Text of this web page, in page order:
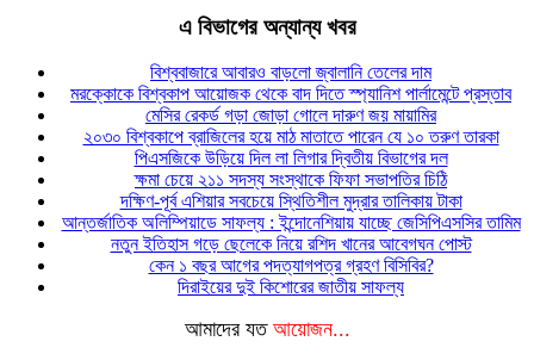
এ বিভাগের অন্যান্য খবর
বিশ্ববাজারে আবারও বাড়লো জ্বালানি তেলের দাম
মরক্কোকে বিশ্বকাপ আয়োজক থেকে বাদ দিতে স্প্যানিশ পার্লামেন্টে প্রস্তাব
মেসির রেকর্ড গড়া জোড়া গোলে দারুণ জয় মায়ামির
২০৩০ বিশ্বকাপে ব্রাজিলের হয়ে মাঠ মাতাতে পারেন যে ১০ তরুণ তারকা
পিএসজিকে উড়িয়ে দিল লা লিগার দ্বিতীয় বিভাগের দল
ক্ষমা চেয়ে ২১১ সদস্য সংস্থাকে ফিফা সভাপতির চিঠি
দক্ষিণ-পূর্ব এশিয়ার সবচেয়ে স্থিতিশীল মুদ্রার তালিকায় টাকা
আন্তর্জাতিক অলিম্পিয়াডে সাফল্য : ইন্দোনেশিয়ায় যাচ্ছে জেসিপিএসসির তামিম
নতুন ইতিহাস গড়ে ছেলেকে নিয়ে রশিদ খানের আবেগঘন পোস্ট
কেন ১ বছর আগের পদত্যাগপত্র গ্রহণ বিসিবির?
দিরাইয়ের দুই কিশোরের জাতীয় সাফল্য
আমাদের যত আয়োজন...